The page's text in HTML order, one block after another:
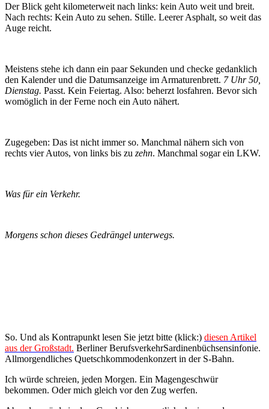
Der Blick geht kilometerweit nach links: kein Auto weit und breit.
Nach rechts: Kein Auto zu sehen. Stille. Leerer Asphalt, so weit das
Auge reicht.
Meistens stehe ich dann ein paar Sekunden und checke gedanklich
den Kalender und die Datumsanzeige im Armaturenbrett. 7 Uhr 50,
Dienstag. Passt. Kein Feiertag. Also: beherzt losfahren. Bevor sich
womöglich in der Ferne noch ein Auto nähert.
Zugegeben: Das ist nicht immer so. Manchmal nähern sich von
rechts vier Autos, von links bis zu zehn. Manchmal sogar ein LKW.
Was für ein Verkehr.
Morgens schon dieses Gedrängel unterwegs.
So. Und als Kontrapunkt lesen Sie jetzt bitte (klick:) diesen Artikel
aus der Großstadt. Berliner BerufsverkehrSardinenbüchsensinfonie.
Allmorgendliches Quetschkommodenkonzert in der S-Bahn.
Ich würde schreien, jeden Morgen. Ein Magengeschwür
bekommen. Oder mich gleich vor den Zug werfen.